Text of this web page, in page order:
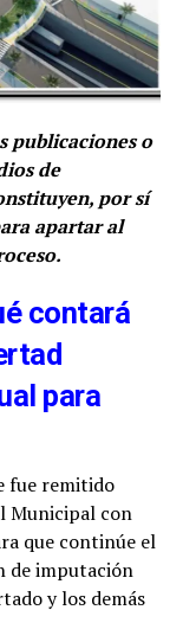
publicaciones o
de
por sí
apartar al
contará
para
fue remitido
Municipal con
que continúe el
de imputación
y los demás